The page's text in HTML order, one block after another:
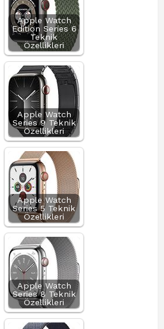
Apple Watch
Edition Series 6
Teknik
Özellikleri
Apple Watch
Series 9 Teknik
Özellikleri
Apple Watch
Series 5 Teknik
Özellikleri
Apple Watch
Series 8 Teknik
Özellikleri